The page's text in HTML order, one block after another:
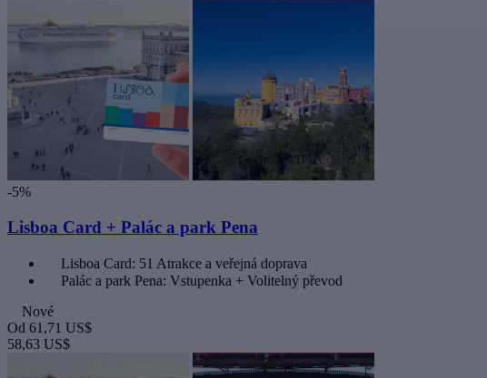
-5%
Lisboa Card + Palác a park Pena
Lisboa Card: 51 Atrakce a veřejná doprava
Palác a park Pena: Vstupenka + Volitelný převod
Nové
Od 61,71 US$
58,63 US$